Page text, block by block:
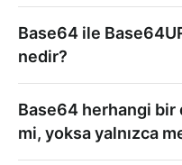
Base64 ile
nedir?
Base64 herhangi bir
mi, yoksa yalnızca